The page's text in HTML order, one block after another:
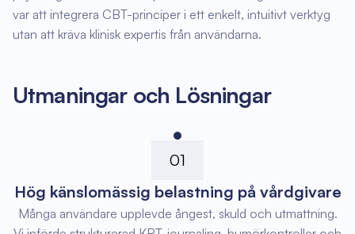
var att integrera CBT-principer i ett enkelt, intuitivt verktyg
utan att kräva klinisk expertis från användarna.
Utmaningar och Lösningar
01
Hög känslomässig belastning på vårdgivare
Många användare upplevde ångest, skuld och utmattning.